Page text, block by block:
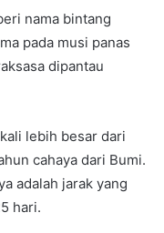
nama bintang
pada musi panas
dipantau
lebih besar dari
cahaya dari Bumi.
adalah jarak yang
hari.